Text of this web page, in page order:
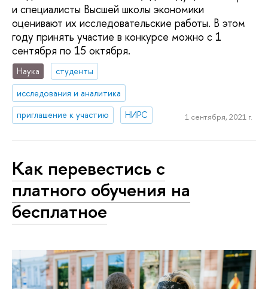
и специалисты Высшей школы экономики
оценивают их исследовательские работы. В этом
году принять участие в конкурсе можно с 1
сентября по 15 октября.
Наука
студенты
исследования и аналитика
приглашение к участию
НИРС 1 сентября, 2021 г.
Как перевестись с
платного обучения на
бесплатное